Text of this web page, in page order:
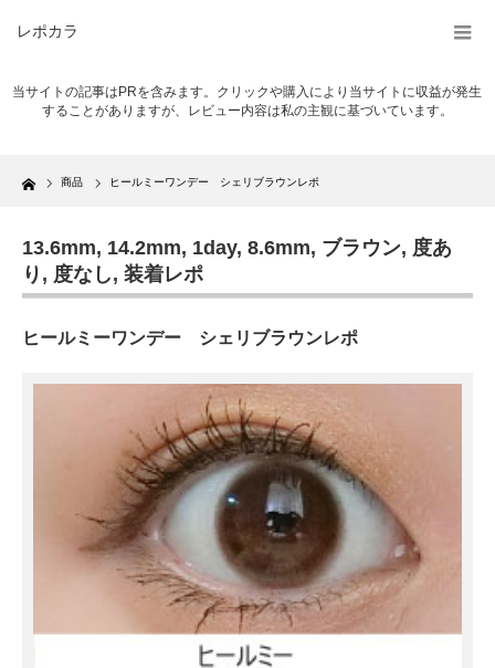
レポカラ
当サイトの記事はPRを含みます。クリックや購入により当サイトに収益が発生
することがありますが、レビュー内容は私の主観に基づいています。
Home 商品 ヒールミーワンデー シェリブラウンレポ
13.6mm, 14.2mm, 1day, 8.6mm, ブラウン, 度あ
り , 度なし, 装着レポ
ヒールミーワンデー シェリブラウンレポ